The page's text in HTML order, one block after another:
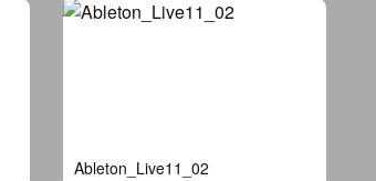
Ableton_Live11_02